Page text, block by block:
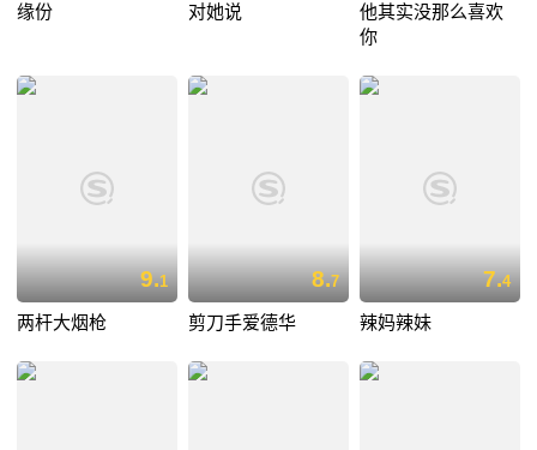
缘份 对她说
他其实没那么喜欢
你
9.1
两杆大烟枪
8.7
剪刀手爱德华
7.4
辣妈辣妹